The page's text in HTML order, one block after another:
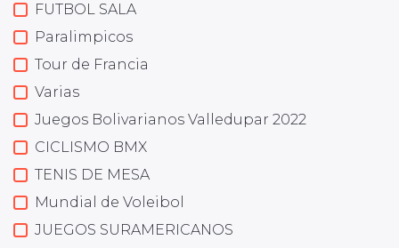
FUTBOL SALA
Paralimpicos
Tour de Francia
Varias
Juegos Bolivarianos Valledupar 2022
CICLISMO BMX
TENIS DE MESA
Mundial de Voleibol
JUEGOS SURAMERICANOS